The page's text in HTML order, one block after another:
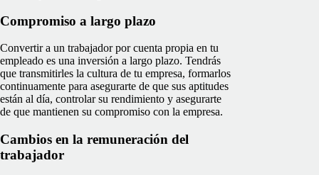
Compromiso a largo plazo
Convertir a un trabajador por cuenta propia en tu
empleado es una inversión a largo plazo. Tendrás
que transmitirles la cultura de tu empresa, formarlos
continuamente para asegurarte de que sus aptitudes
están al día, controlar su rendimiento y asegurarte
de que mantienen su compromiso con la empresa.
Cambios en la remuneración del
trabajador